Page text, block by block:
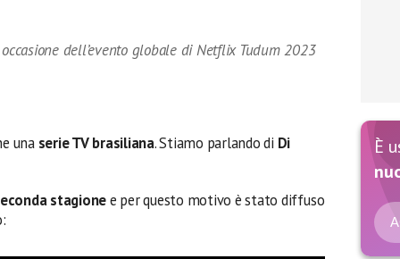
dell’evento globale di Netflix Tudum 2023
una serie TV brasiliana. Stiamo parlando di Di
stagionee per questo motivo è stato diffuso
È